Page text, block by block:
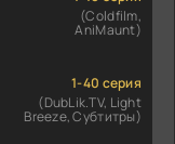
(Coldfilm,
AniMaunt)
1-40 серия
(DubLik.TV, Light
Breeze, Субтитры)